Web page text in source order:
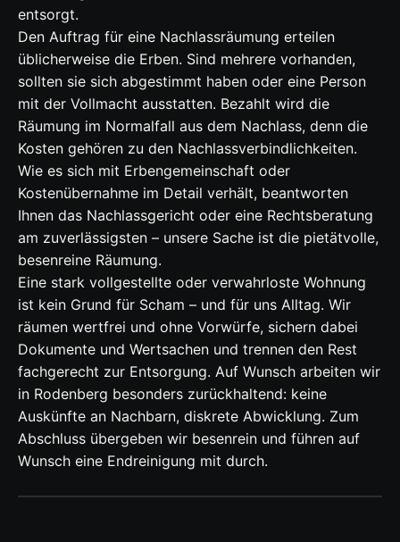
entsorgt.
Den Auftrag für eine Nachlassräumung erteilen
üblicherweise die Erben. Sind mehrere vorhanden,
sollten sie sich abgestimmt haben oder eine Person
mit der Vollmacht ausstatten. Bezahlt wird die
Räumung im Normalfall aus dem Nachlass, denn die
Kosten gehören zu den Nachlassverbindlichkeiten.
Wie es sich mit Erbengemeinschaft oder
Kostenübernahme im Detail verhält, beantworten
Ihnen das Nachlassgericht oder eine Rechtsberatung
am zuverlässigsten – unsere Sache ist die pietätvolle,
besenreine Räumung.
Eine stark vollgestellte oder verwahrloste Wohnung
ist kein Grund für Scham – und für uns Alltag. Wir
räumen wertfrei und ohne Vorwürfe, sichern dabei
Dokumente und Wertsachen und trennen den Rest
fachgerecht zur Entsorgung. Auf Wunsch arbeiten wir
in Rodenberg besonders zurückhaltend: keine
Auskünfte an Nachbarn, diskrete Abwicklung. Zum
Abschluss übergeben wir besenrein und führen auf
Wunsch eine Endreinigung mit durch.